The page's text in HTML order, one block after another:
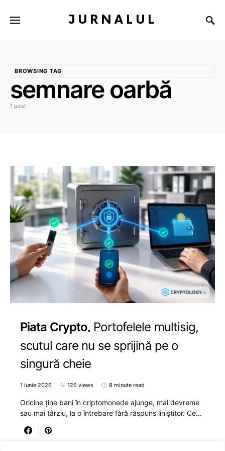
JURNALUL
BROWSING TAG
semnare oarbă
1 post
Piata Crypto Portofelele multisig,
scutul care nu se sprijină pe o
singură cheie
1 iunie 2026 126 views 8 minute read
Oricine ține bani în criptomonede ajunge, mai devreme
sau mai târziu, la o întrebare fără răspuns liniștitor. Ce…